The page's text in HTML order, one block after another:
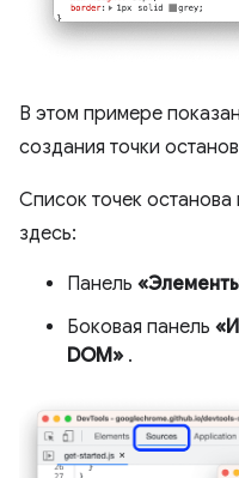
В этом примере
создания точки
Список точек
здесь:
Панель
Боковая панель
DOM» .